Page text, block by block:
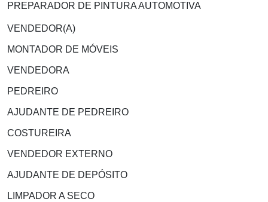
PREPARADOR DE PINTURA AUTOMOTIVA
VENDEDOR(A)
MONTADOR DE MÓVEIS
VENDEDORA
PEDREIRO
AJUDANTE DE PEDREIRO
COSTUREIRA
VENDEDOR EXTERNO
AJUDANTE DE DEPÓSITO
LIMPADOR A SECO